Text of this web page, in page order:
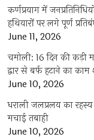
कर्णप्रयाग में
हथियारों पर लगे पूर्ण
June 11, 2026
चमोली: 16 दिन की
द्वार से बर्फ हटाने का
June 10, 2026
धराली जलप्रलय का
मचाई तबाही
June 10, 2026